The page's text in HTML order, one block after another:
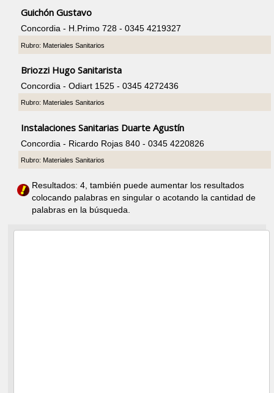
Guichón Gustavo
Concordia - H.Primo 728 - 0345 4219327
Rubro: Materiales Sanitarios
Briozzi Hugo Sanitarista
Concordia - Odiart 1525 - 0345 4272436
Rubro: Materiales Sanitarios
Instalaciones Sanitarias Duarte Agustín
Concordia - Ricardo Rojas 840 - 0345 4220826
Rubro: Materiales Sanitarios
Resultados: 4, también puede aumentar los resultados
colocando palabras en singular o acotando la cantidad de
palabras en la búsqueda.